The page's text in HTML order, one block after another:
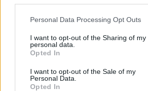
Please note that this website/app uses
not limited to your visit or usage
grant or deny consent to Google and its
use your data for below specified
consent section.
Personal Data Processing Opt Outs
I want to opt-out of the Sharing of my
personal data.
Opted In
I want to opt-out of the Sale of my
Personal Data.
Opted In
έπαιζε Τσιτσάνη στο
πρότεινε συνεργασία
Θρήνος για τον Λιονέλ Μέσι
πατέρας του, Χόρχε
Ελίζαμπεθ Ελέτσι και
πήγαν στον Άγιο Νεκτάριο
πάρουν την ευχή για τον γιο